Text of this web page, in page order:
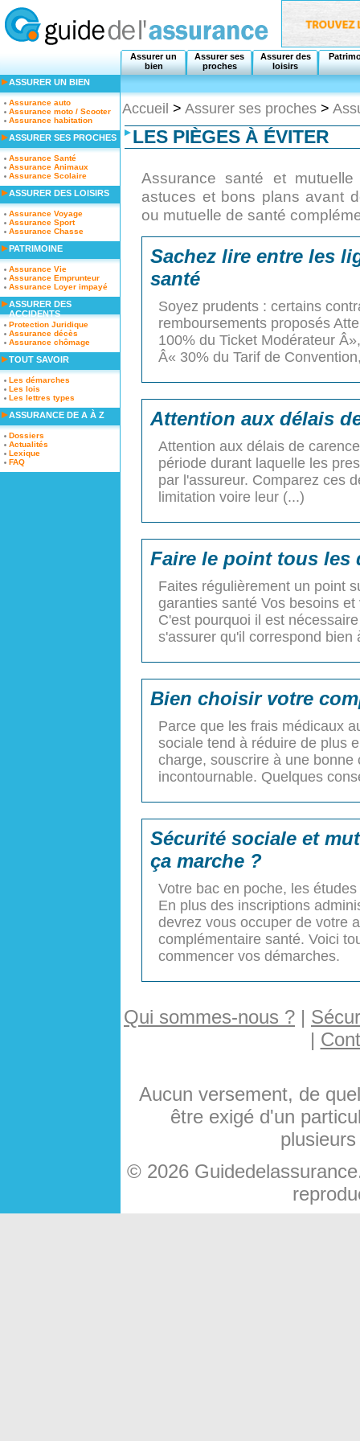
Assurer un
bien
Assurer ses
proches
Assurer des
loisirs
Accueil > Assurer ses proches >
LES PIÈGES À ÉVITER
Assurance santé et
astuces et bons plans avant
ou mutuelle de santé
Sachez lire entre les
santé
Soyez prudents : certains
remboursements proposés
100% du Ticket Modérateur
Â« 30% du Tarif de
Attention aux délais
Attention aux délais de
période durant laquelle les
par l'assureur. Comparez ces
limitation voire leur (...)
Faire le point tous les
Faites régulièrement un point
garanties santé Vos besoins
C'est pourquoi il est
s'assurer qu'il correspond bien
Bien choisir votre
Parce que les frais médicaux
sociale tend à réduire de plus
charge, souscrire à une
incontournable. Quelques
Sécurité sociale et
ça marche ?
Votre bac en poche, les
En plus des inscriptions
devrez vous occuper de votre
complémentaire santé. Voici
commencer vos démarches.
ASSURER UN BIEN
Assurance auto
Assurance moto / Scooter
Assurance habitation
ASSURER SES PROCHES
Assurance Santé
Assurance Animaux
Assurance Scolaire
ASSURER DES LOISIRS
Assurance Voyage
Assurance Sport
Assurance Chasse
PATRIMOINE
Assurance Vie
Assurance Emprunteur
Assurance Loyer impayé
ASSURER DES
ACCIDENTS
Protection Juridique
Assurance décès
Assurance chômage
TOUT SAVOIR
Les démarches
Les lois
Les lettres types
ASSURANCE DE A À Z
Dossiers
Actualités
Lexique
FAQ
Qui sommes-nous ? |
|
Aucun versement, de
être exigé d'un
© 2026